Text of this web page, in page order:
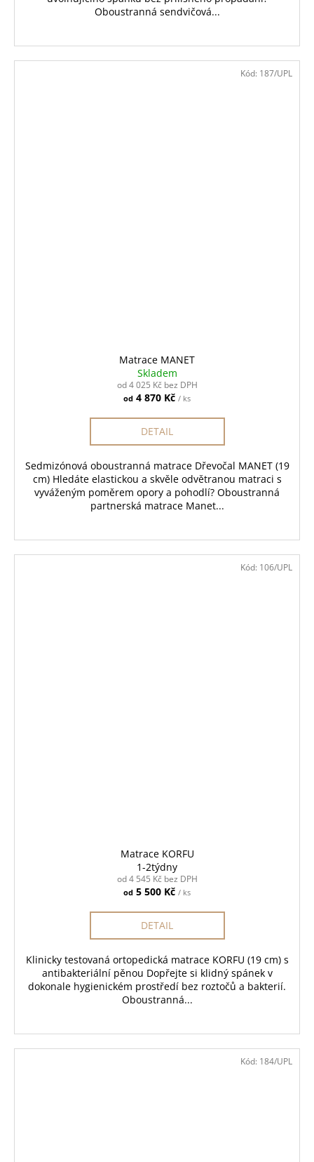
Oboustranná sendvičová...
Matrace MANET
Skladem
od 4 025 Kč bez DPH
od 4 870 Kč / ks
DETAIL
Sedmizónová oboustranná matrace Dřevočal MANET (19
cm) Hledáte elastickou a skvěle odvětranou matraci s
vyváženým poměrem opory a pohodlí? Oboustranná
partnerská matrace Manet...
Kód: 187/UPL
Matrace KORFU
1-2týdny
od 4 545 Kč bez DPH
od 5 500 Kč / ks
DETAIL
Klinicky testovaná ortopedická matrace KORFU (19 cm) s
antibakteriální pěnou Dopřejte si klidný spánek v
dokonale hygienickém prostředí bez roztočů a bakterií.
Oboustranná...
Kód: 106/UPL
Kód: 184/UPL